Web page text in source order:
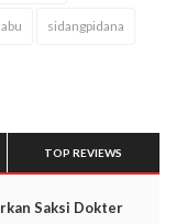
sidangpidana
TOP REVIEWS
Saksi Dokter